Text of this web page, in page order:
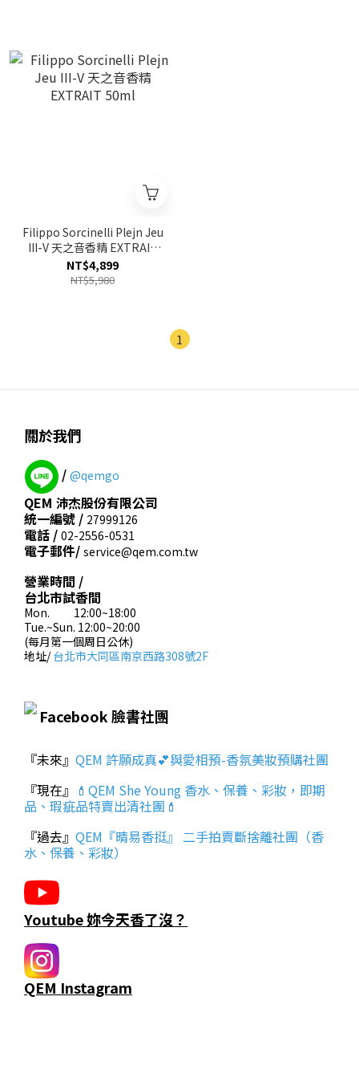
Filippo Sorcinelli Plejn Jeu
III-V 天之音香精 EXTRAIT
50ml
NT$4,899
NT$5,980
1
關於我們
/ @qemgo
QEM 沛杰股份有限公司
統一編號 / 27999126
電話 / 02-2556-0531
電子郵件/ service@qem.com.tw
營業時間 /
台北市試香間
Mon. 12:00~18:00
Tue.~Sun. 12:00~20:00
(每月第一個周日公休)
地址/台北市大同區南京西路308號2F
Facebook 臉書社團
『未來』 QEM 許願成真💕與愛相預-香氛美妝預購社團
『現在』 💄QEM She Young 香水、保養、彩妝，即期
品、瑕疵品特賣出清社團💄
『過去』 QEM『晴易香挺』 二手拍賣斷捨離社團（香
水、保養、彩妝）
Youtube 妳今天香了沒？
QEM Instagram